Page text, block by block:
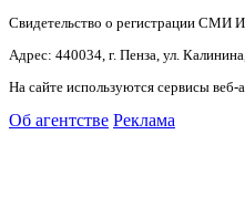
Свидетельство о регистрации СМИ
Адрес: 440034, г. Пенза, ул.
На сайте используются сервисы
Об агентстве Реклама